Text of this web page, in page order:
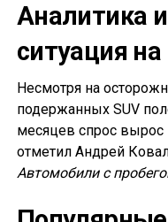
Аналитика
ситуация
Несмотря на
подержанных SUV
месяцев спрос вырос
отметил Андрей
Автомобили с